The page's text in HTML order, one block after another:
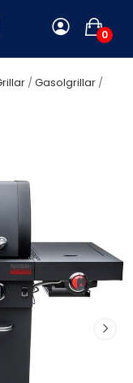
0
Gasolgrillar